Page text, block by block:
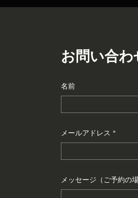
お問い合
名前
メールアドレス
メッセージ（ご予約の